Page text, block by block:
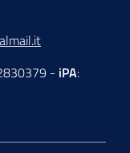
- iPA: